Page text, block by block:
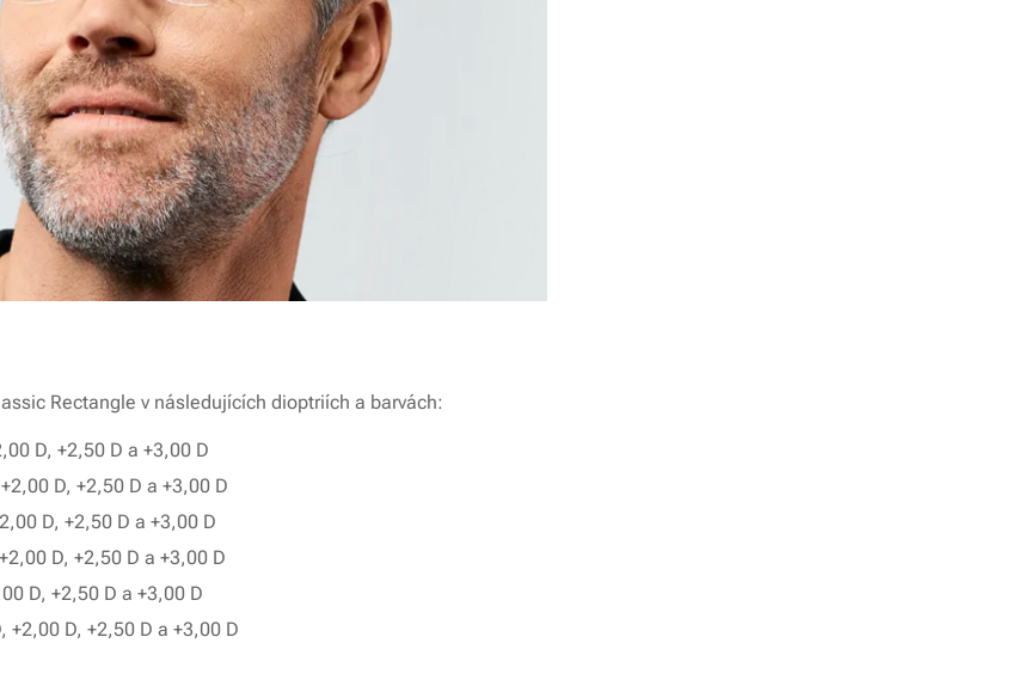
Rectangle v následujících dioptriích a barvách:
D, +2,50 D a +3,00 D
D, +2,50 D a +3,00 D
D, +2,50 D a +3,00 D
D, +2,50 D a +3,00 D
D, +2,50 D a +3,00 D
+2,00 D, +2,50 D a +3,00 D